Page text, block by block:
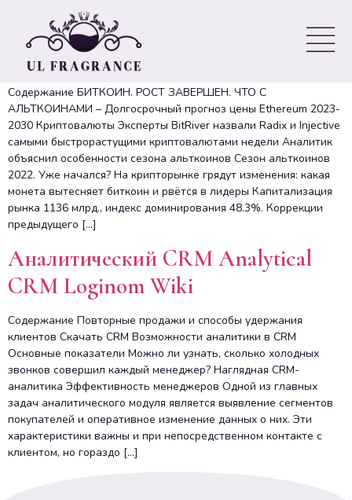
Курс биткоина и альткоинов
Рынок криптовалют TradingView
Содержание БИТКОИН. РОСТ ЗАВЕРШЕН. ЧТО С
АЛЬТКОИНАМИ – Долгосрочный прогноз цены Ethereum 2023-
2030 Криптовалюты Эксперты BitRiver назвали Radix и Injective
самыми быстрорастущими криптовалютами недели Аналитик
объяснил особенности сезона альткоинов Сезон альткоинов
2022. Уже начался? На крипторынке грядут изменения: какая
монета вытесняет биткоин и рвётся в лидеры Капитализация
рынка 1136 млрд., индекс доминирования 48.3%. Коррекции
предыдущего […]
Аналитический CRM Analytical
CRM Loginom Wiki
Содержание Повторные продажи и способы удержания
клиентов Скачать CRM Возможности аналитики в CRM
Основные показатели Можно ли узнать, сколько холодных
звонков совершил каждый менеджер? Наглядная CRM-
аналитика Эффективность менеджеров Одной из главных
задач аналитического модуля является выявление сегментов
покупателей и оперативное изменение данных о них. Эти
характеристики важны и при непосредственном контакте с
клиентом, но гораздо […]